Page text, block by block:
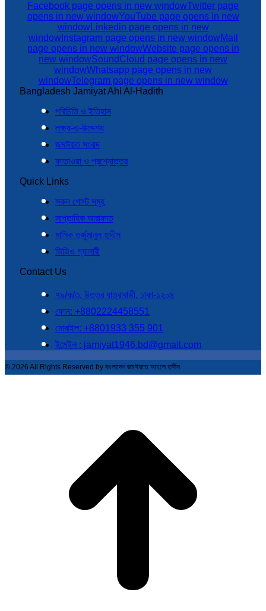
Facebook page opens in new windowTwitter page
opens in new windowYouTube page opens in new
windowLinkedin page opens in new
windowInstagram page opens in new windowMail
page opens in new windowWebsite page opens in
new windowSoundCloud page opens in new
windowWhatsapp page opens in new
windowTelegram page opens in new window
Bangladesh Jamiyat Ahl Al-Hadith
পরিচিতি ও ইতিহাস
লক্ষ্য-ও-উদ্দেশ্য
জমঈয়ত সংবাদ
ফাতাওয়া ও প্রশ্নোত্তর
Quick Links
সকল পোস্ট সমূহ
সাপ্তাহিক আরাফাত
মাসিক তর্জুমানুল হাদীস
ভিডিও গ্যালারী
Contact Us
৭৯/ক/৩, উত্তর যাত্রাবাড়ী, ঢাকা-১২০৪
ফোন: +8802224458551
মোবাইল: +8801933 355 901
ইমেইল : jamiyat1946.bd@gmail.com
© 2026 All Rights Reserved by বাংলাদেশ জমঈয়তে আহলে হাদীস